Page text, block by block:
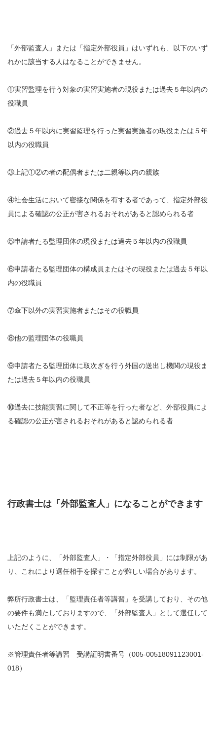
「外部監査人」または「指定外部役員」はいずれも、以下のいず
れかに該当する人はなることができません。
①実習監理を行う対象の実習実施者の現役または過去５年以内の
役職員
②過去５年以内に実習監理を行った実習実施者の現役または５年
以内の役職員
③上記①②の者の配偶者または二親等以内の親族
④社会生活において密接な関係を有する者であって、指定外部役
員による確認の公正が害されるおそれがあると認められる者
⑤申請者たる監理団体の現役または過去５年以内の役職員
⑥申請者たる監理団体の構成員またはその現役または過去５年以
内の役職員
⑦傘下以外の実習実施者またはその役職員
⑧他の監理団体の役職員
⑨申請者たる監理団体に取次ぎを行う外国の送出し機関の現役ま
たは過去５年以内の役職員
⑩過去に技能実習に関して不正等を行った者など、外部役員によ
る確認の公正が害されるおそれがあると認められる者
行政書士は「外部監査人」になることができます
上記のように、「外部監査人」・「指定外部役員」には制限があ
り、これにより選任相手を探すことが難しい場合があります。
弊所行政書士は、「監理責任者等講習」を受講しており、その他
の要件も満たしておりますので、「外部監査人」として選任して
いただくことができます。
※管理責任者等講習 受講証明書番号（005-00518091123001-
018）